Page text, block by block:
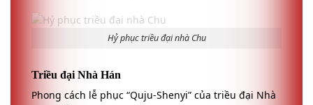
Hỷ phục triều đại nhà Chu
Triều đại Nhà Hán
Phong cách lễ phục “Quju-Shenyi” của triều đại Nhà